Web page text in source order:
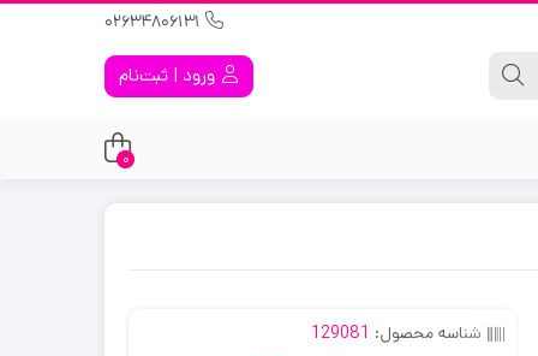
ورود | ثبت‌نام
0
شناسه محصول: 129081